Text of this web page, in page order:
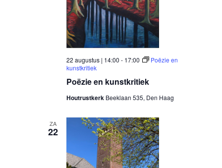
Poëzie en kunstkritiek
22 augustus | 14:00 - 17:00
Poëzie en
kunstkritiek
Houtrustkerk Beeklaan 535, Den Haag
ZA
22